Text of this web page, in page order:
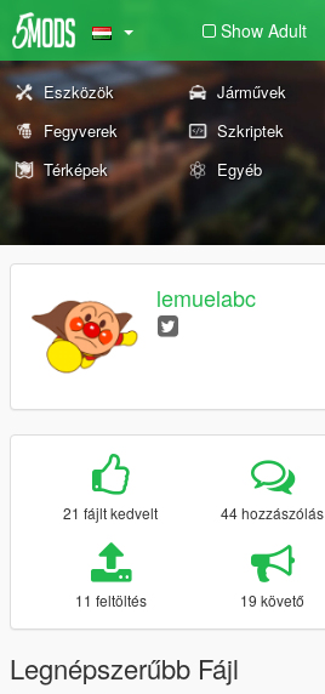
Show Adult
Eszközök Járművek
Fegyverek
Szkriptek
Térképek
Egyéb
lemuelabc
21 fájlt kedvelt 44 hozzászólás
11 feltöltés 19 követő
Legnépszerűbb Fájl